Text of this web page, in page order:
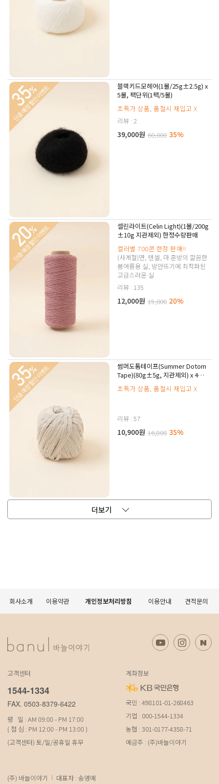
블랙키드모헤어(1볼/25g±2.5g) x
5볼, 팩단위(1팩/5볼)
초특가 상품, 품절시 재입고 X
리뷰 : 2
39,000원 60,000 35%
셀린라이트(Celin Light)(1볼/200g
±10g 지관제외) 한정수량판매
컬러별 700콘 한정 판매!!
(사계절)면, 텐셀, 마 혼방의 깔끔한
봄여름용 실, 방안뜨기에 최적화된
고급스러운 실
리뷰 : 135
12,000원 15,000 20%
썸머도톰테이프(Summer Dotom
Tape)(80g±5g, 지관제외) x 4볼,
팩단위(1팩/4볼)
초특가 상품, 품절시 재입고 X
리뷰 : 57
10,900원 16,800 35%
더보기
회사소개 이용약관 개인정보처리방침 이용안내 견적문의
고객센터
1544-1334
FAX. 0503-8379-6422
평 일 : AM 09:00 - PM 17:00
( 점 심 : PM 12:00 - PM 13:00 )
(고객센터) 토/일/공휴일 휴무
계좌정보
국민 : 498101-01-268463
기업 : 000-1544-1334
농협 : 301-0177-4358-71
예금주 : (주)바늘이야기
(주) 바늘이야기
대표자 : 송영예